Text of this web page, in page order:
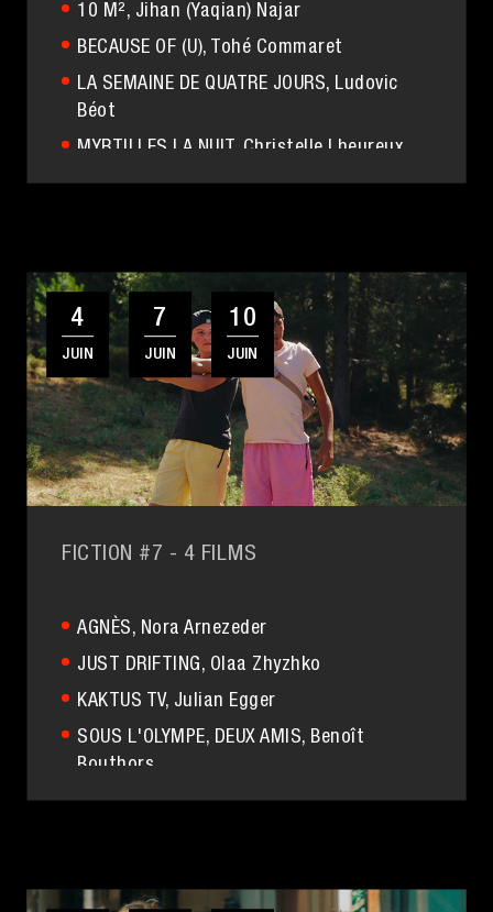
10 M², Jihan (Yaqian) Najar
BECAUSE OF (U), Tohé Commaret
LA SEMAINE DE QUATRE JOURS, Ludovic
Béot
MYRTILLES LA NUIT
, Christelle Lheureux
4
JUIN
7
JUIN
10
JUIN
FICTION #7 - 4 FILMS
AGNÈS, Nora Arnezeder
JUST DRIFTING, Olaa Zhyzhko
KAKTUS TV, Julian Egger
SOUS L'OLYMPE, DEUX AMIS, Benoît
Bouthors